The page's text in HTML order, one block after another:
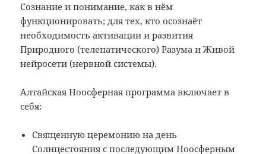
Сознание и понимание, как в нём
функционировать; для тех, кто осознаёт
необходимость активации и развития
Природного (телепатического) Разума и Живой
нейросети (нервной системы).
Алтайская Ноосферная программа включает в
себя:
Священную церемонию на день
Солнцестояния с последующим Ноосферным